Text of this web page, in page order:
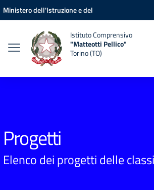
Vai ai contenuti
Vai al menu di navigazione
Vai al footer
Ministero dell'Istruzione e del
Istituto Comprensivo
"Matteotti Pellico"
Torino (TO)
Progetti
Elenco dei progetti delle